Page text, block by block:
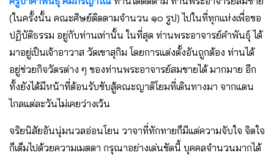
(ในครั้งนั้น คณะศิษย์ติดตามจํานวน ๑๐ รูป) ไปในที่ทุกแห่งเพื่อขอ
ปฏิบัติธรรม อยู่กับท่านเท่านั้น ในที่สุด ท่านพระอาจารย์คำพันธุ์ ได้
มาอยู่เป็นเจ้าอาวาส วัดเขาสุกิม โดยการแต่งตั้งอันถูกต้อง ท่านได้
อยู่ช่วยกิจวัตรต่าง ๆ ของท่านพระอาจารย์สมชายได้ มากมาย อีก
ทั้งยังได้มีหน้าที่ต้อนรับขับสู้คณะญาติโยมที่เดินทางมา จากแดน
ไกลแต่ละวันไม่เคยว่างเว้น
จริยนิสัยอันนุ่มนวลอ่อนโยน วาจาที่ทักทายก็มีแต่ความจับใจ จิตใจ
ก็เต็มไปด้วยความเมตตา กรุณาอย่างเด่นชัดนี้ บุคคลจํานวนมากได้